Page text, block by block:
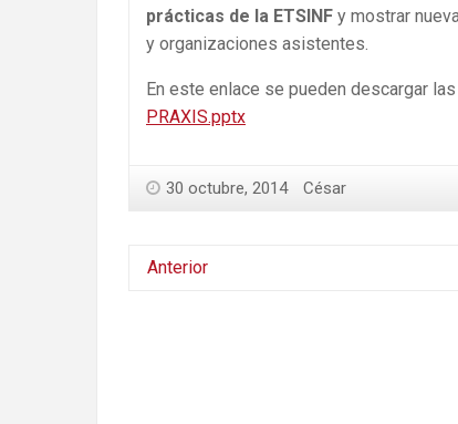
prácticas de la ETSINF y mostrar
y organizaciones asistentes.
En este enlace se pueden descargar
PRAXIS.pptx
30 octubre, 2014 César
Anterior